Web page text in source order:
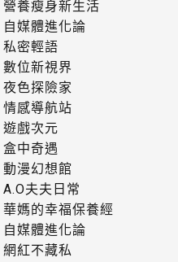
營養瘦身新生活
自媒體進化論
私密輕語
數位新視界
夜色探險家
情感導航站
遊戲次元
盒中奇遇
動漫幻想館
A.O夫夫日常
華媽的幸福保養經
自媒體進化論
網紅不藏私